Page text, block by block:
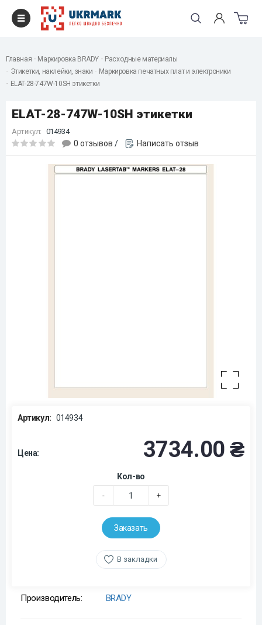
Главная Маркировка BRADY
Расходные материалы
Этикетки, наклейки, знаки
Маркировка печатных плат и электроники
ELAT-28-747W-10SH этикетки
ELAT-28-747W-10SH этикетки
Артикул: 014934
0 отзывов / Написать отзыв
Артикул: 014934
Цена: 3734.00 ₴
Кол-во
- +
Заказать
В закладки
Производитель: BRADY